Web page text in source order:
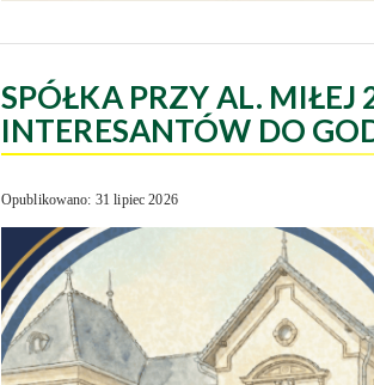
SPÓŁKA PRZY AL. MIŁEJ
INTERESANTÓW DO
Opublikowano: 31 lipiec 2026